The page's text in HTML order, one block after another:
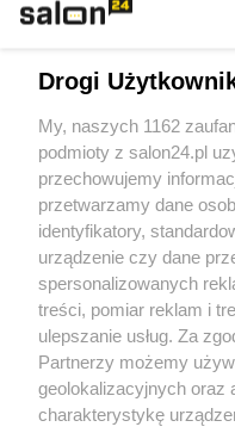
Sport
Społeczeństwo
Kultura
X Facebook
Drogi
My, naszych 1162
podmioty z salon24.pl
przechowujemy
przetwarzamy dane
identyfikatory,
urządzenie czy dane
spersonalizowanych
treści, pomiar reklam i
ulepszanie usług. Za
Partnerzy możemy
geolokalizacyjnych oraz
charakterystykę